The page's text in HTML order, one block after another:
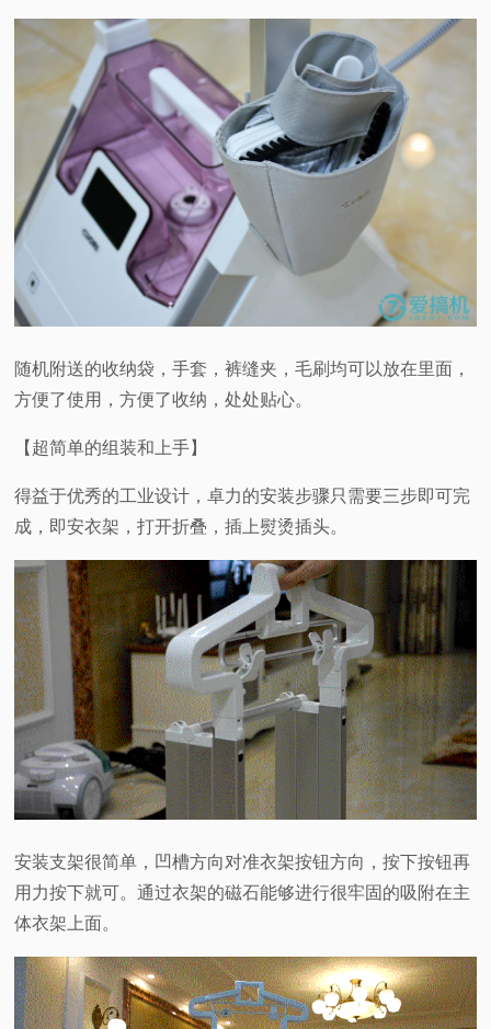
随机附送的收纳袋，手套，裤缝夹，毛刷均可以放在里面，
方便了使用，方便了收纳，处处贴心。
【超简单的组装和上手】
得益于优秀的工业设计，卓力的安装步骤只需要三步即可完
成，即安衣架，打开折叠，插上熨烫插头。
安装支架很简单，凹槽方向对准衣架按钮方向，按下按钮再
用力按下就可。通过衣架的磁石能够进行很牢固的吸附在主
体衣架上面。